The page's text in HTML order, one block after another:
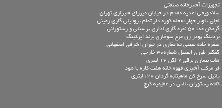
تجهیزات آشپزخانه صنعتی
ساندویچی اغذیه مقدم در خیابان میرزای شیرازی تهران
اجاق پلوپز چهار شعله کوره دار تمام پروفیلی گازی زمینی
گرمکن غذا 50 نفره گازی اداری پرسنلی و رستورانی
بردینگ پودر زن مرغ سوخاری برند ایرکینگ
سفره خانه سنتی ته تغاری در تهران اشرفی اصفهانی
گفگیر طوری استیل شماره30 خارجی
هات بنماری برقی 2 لگن 16 لیتری
فر مرکب آشپزی قهوه خانه هفت کاره با هود
پاتیل سرخ کن ماهیتابه گردان 120لیتری
کافه رستوران پلاس در عظیمیه کرج